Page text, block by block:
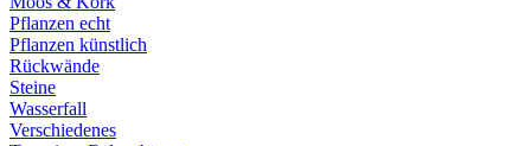
Pflanzen echt
Pflanzen künstlich
Rückwände
Steine
Wasserfall
Verschiedenes